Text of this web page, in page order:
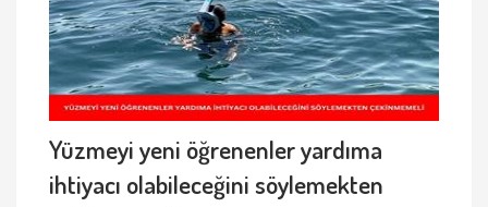
Yüzmeyi yeni öğrenenler yardıma
ihtiyacı olabileceğini söylemekten